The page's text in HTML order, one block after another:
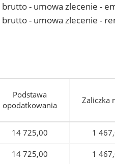
- umowa zlecenie -
- umowa zlecenie -
Podstawa
opodatkowania
Zaliczka
14 725,00 1
14 725,00 1